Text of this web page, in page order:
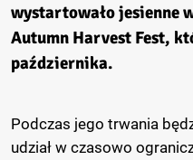
wystartowało jesienne
Autumn Harvest Fest,
października.
Podczas jego trwania
udział w czasowo